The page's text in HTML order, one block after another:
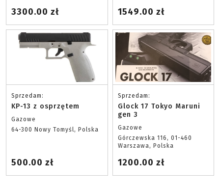
3300.00 zł 1549.00 zł
Sprzedam:
KP-13 z osprzętem
Gazowe
64-300 Nowy Tomyśl, Polska
500.00 zł
Sprzedam:
Glock 17 Tokyo Maruni
gen 3
Gazowe
Górczewska 116, 01-460
Warszawa, Polska
1200.00 zł